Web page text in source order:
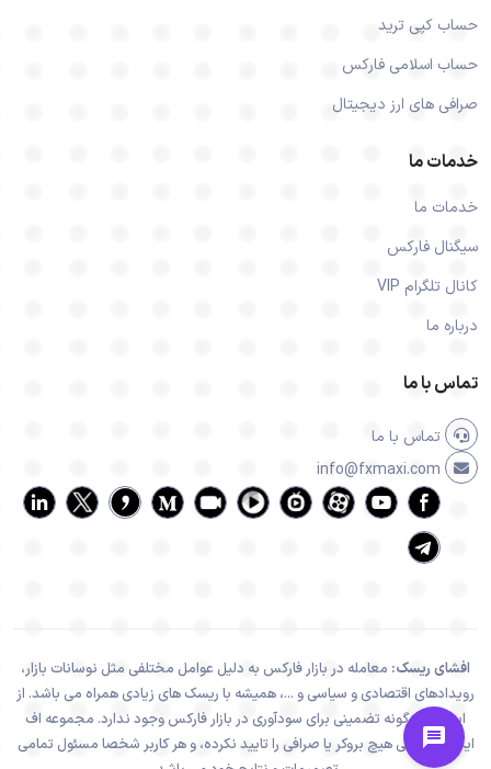
حساب کپی ترید
حساب اسلامی فارکس
صرافی های ارز دیجیتال
خدمات ما
خدمات ما
سیگنال فارکس
کانال تلگرام VIP
درباره ما
تماس با ما
تماس با ما
افشای ریسک: معامله در بازار فارکس به دلیل عوامل مختلفی مثل نوسانات بازار،
رویدادهای اقتصادی و سیاسی و ...، همیشه با ریسک های زیادی همراه می باشد. از
اینرو هیچ گونه تضمینی برای سودآوری در بازار فارکس وجود ندارد. مجموعه اف
ایکس ماکسی هیچ بروکر یا صرافی را تایید نکرده، و هر کاربر شخصا مسئول تمامی